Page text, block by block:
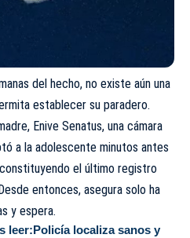
del hecho, no existe aún una
establecer su paradero.
Enive Senatus, una cámara
a la adolescente minutos antes
el último registro
entonces, asegura solo ha
y espera.
leer:Policía localiza sanos y